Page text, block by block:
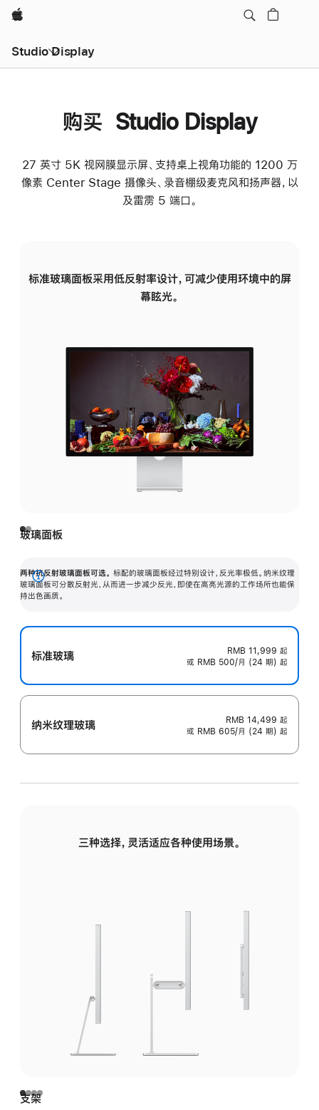
Apple
Studio Display
购买 Studio Display
27 英寸 5K 视网膜显示屏、支持桌上视角功能的 1200 万
像素 Center Stage 摄像头、录音棚级麦克风和扬声器，以
及雷雳 5 端口。
标准玻璃面板采用低反射率设计，可减少使用环境中的屏
幕眩光。
玻璃面板
两种抗反射玻璃面板可选。 标配的玻璃面板经过特别设计，反光率极低。纳米纹理
玻璃面板可分散反射光，从而进一步减少反光，即使在高亮光源的工作场所也能保
持出色画质。
展
开
标准玻璃 RMB 11,999 起
或 RMB 500/月 (24 期) 起
纳米纹理玻璃 RMB 14,499 起
或 RMB 605/月 (24 期) 起
三种选择，灵活适应各种使用场景。
支架